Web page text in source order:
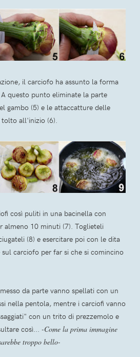
il carciofo ha assunto la forma
questo punto eliminate la parte
gambo (5) e le attaccatture delle
tolto all'inizio (6).
così puliti in una bacinella con
almeno 10 minuti (7). Toglieteli
(8) e esercitare poi con le dita
carciofo per far si che si comincino
da parte vanno spellati con un
nella pentola, mentre i carciofi vanno
con un trito di prezzemolo e
così... -Come la prima immagine
troppo bello-